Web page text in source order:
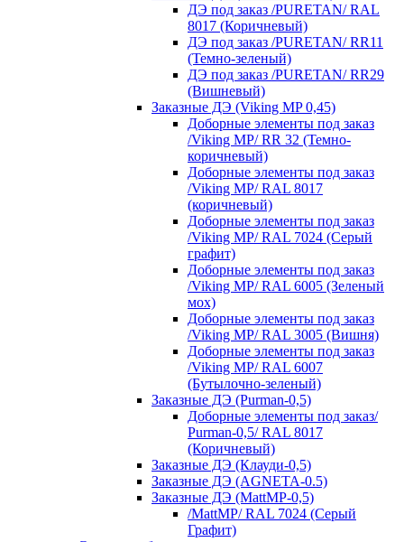
ДЭ под заказ /PURETAN/ RAL
8017 (Коричневый)
ДЭ под заказ /PURETAN/ RR11
(Темно-зеленый)
ДЭ под заказ /PURETAN/ RR29
(Вишневый)
Заказные ДЭ (Viking MP 0,45)
Доборные элементы под заказ
/Viking MP/ RR 32 (Темно-
коричневый)
Доборные элементы под заказ
/Viking MP/ RAL 8017
(коричневый)
Доборные элементы под заказ
/Viking MP/ RAL 7024 (Серый
графит)
Доборные элементы под заказ
/Viking MP/ RAL 6005 (Зеленый
мох)
Доборные элементы под заказ
/Viking MP/ RAL 3005 (Вишня)
Доборные элементы под заказ
/Viking MP/ RAL 6007
(Бутылочно-зеленый)
Заказные ДЭ (Purman-0,5)
Доборные элементы под заказ/
Purman-0,5/ RAL 8017
(Коричневый)
Заказные ДЭ (Клауди-0,5)
Заказные ДЭ (AGNETA-0.5)
Заказные ДЭ (MattMP-0,5)
/MattMP/ RAL 7024 (Серый
Графит)